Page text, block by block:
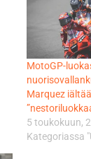
MotoGP-
Marquez
5 toukokuun,
Kategoriassa